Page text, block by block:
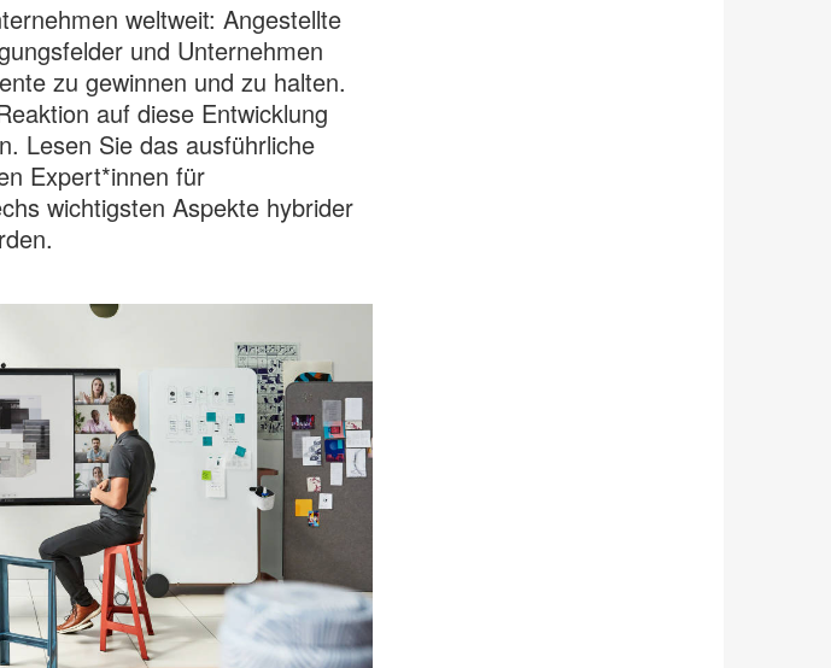
weltweit: Angestellte
und Unternehmen
zu gewinnen und zu halten.
auf diese Entwicklung
Lesen Sie das ausführliche
Expert*innen für
wichtigsten Aspekte hybrider